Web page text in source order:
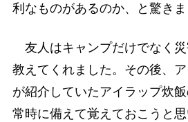
利なものがあるのか、と驚きま
友人はキャンプだけでなく災
教えてくれました。その後、
が紹介していたアイラップ炊
常時に備えて覚えておこうと思